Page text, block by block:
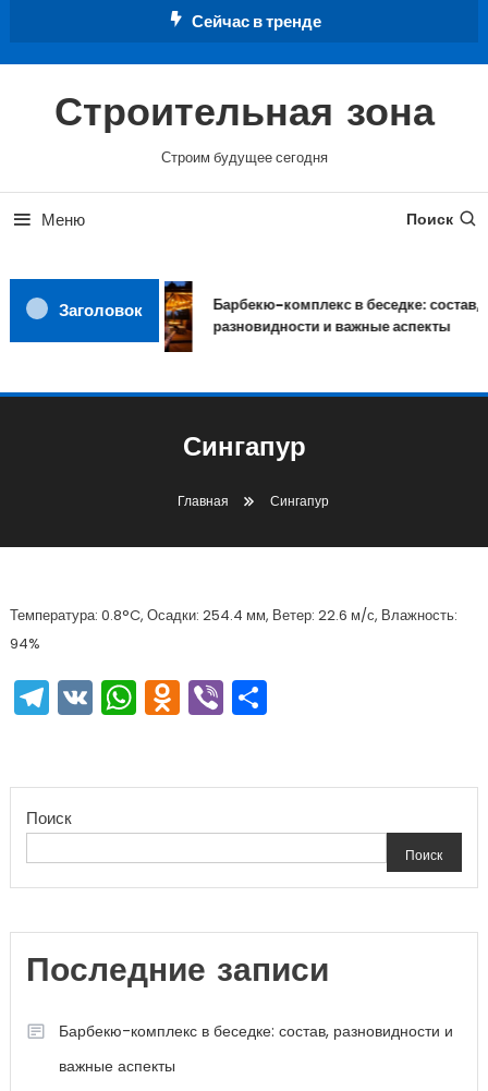
Сейчас в тренде
Строительная зона
Строим будущее сегодня
Меню Поиск
Заголовок
Барбекю-комплекс в беседке: состав,
разновидности и важные аспекты
Сингапур
Главная Сингапур
Температура: 0.8°C, Осадки: 254.4 мм, Ветер: 22.6 м/с, Влажность:
94%
Telegram
VKWhatsApp
Odnoklassniki
ViberОтправить
Поиск
Поиск
Последние записи
Барбекю-комплекс в беседке: состав, разновидности и
важные аспекты